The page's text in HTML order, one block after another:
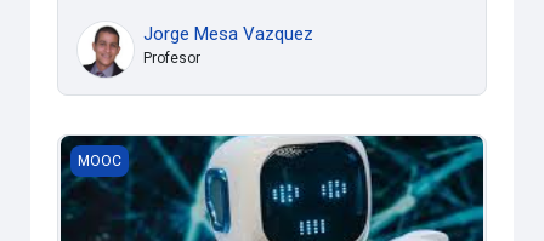
Jorge Mesa Vazquez
Profesor
Entrenamiento virtual de Robótica Educativa
MOOC